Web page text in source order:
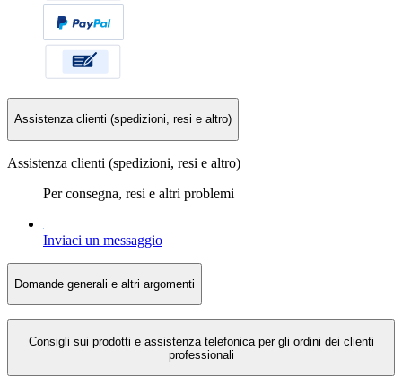
Assistenza clienti (spedizioni, resi e altro)
Assistenza clienti (spedizioni, resi e altro)
Per consegna, resi e altri problemi
Inviaci un messaggio
Domande generali e altri argomenti
Consigli sui prodotti e assistenza telefonica per gli ordini dei clienti
professionali